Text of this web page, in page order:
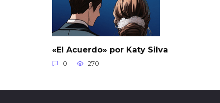
«El Acuerdo» por Katy Silva
0 270